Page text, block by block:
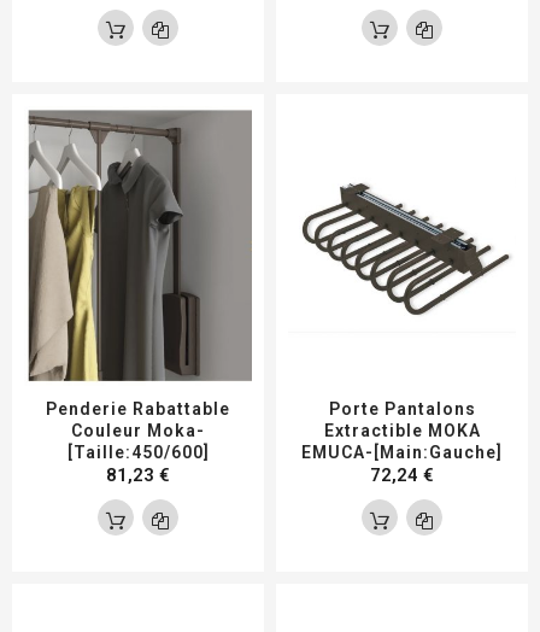
Penderie Rabattable
Couleur Moka-
[Taille:450/600]
81,23 €
Porte Pantalons
Extractible MOKA
EMUCA-[Main:Gauche]
72,24 €